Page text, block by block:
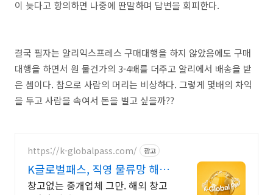
이 늦다고 항의하면 나중에 딴말하며 답변을 회피한다.
결국 필자는 알리익스프레스 구매대행을 하지 않았음에도 구매
대행을 하면서 원 물건가의 3-4배를 더주고 알리에서 배송을 받
은 셈이다. 참으로 사람의 머리는 비상하다. 그렇게 몇배의 차익
을 두고 사람을 속여서 돈을 벌고 싶을까??
https://k-globalpass.com/ 광고
K글로벌패스, 직영 물류망 해외
배송 운영 지원
창고없는 중개업체 그만. 해외 창고